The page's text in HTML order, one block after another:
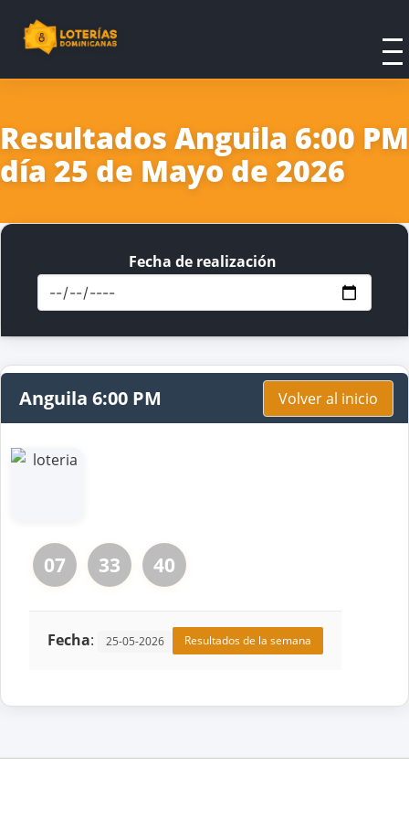
Resultados Anguila 6:00 PM
día 25 de Mayo de 2026
Fecha de realización
Anguila 6:00 PM Volver al inicio
07 33 40
Fecha: 25-05-2026 Resultados de la semana